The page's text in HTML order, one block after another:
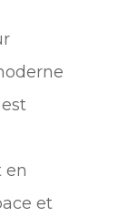
en
et